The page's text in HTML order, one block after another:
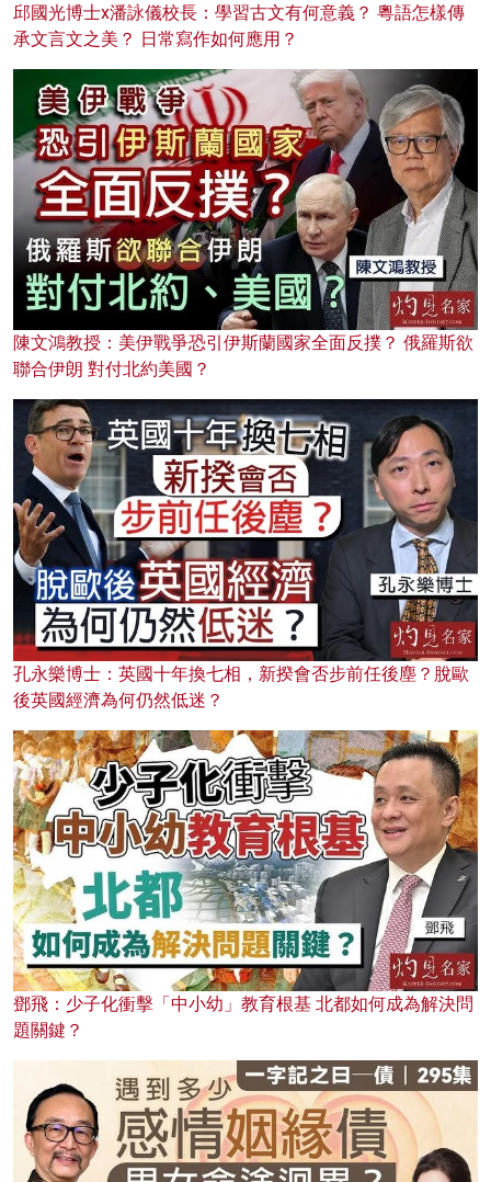
邱國光博士x潘詠儀校長：學習古文有何意義？ 粵語怎樣傳
承文言文之美？ 日常寫作如何應用？
陳文鴻教授：美伊戰爭恐引伊斯蘭國家全面反撲？ 俄羅斯欲
聯合伊朗 對付北約美國？
孔永樂博士：英國十年換七相，新揆會否步前任後塵？脫歐
後英國經濟為何仍然低迷？
鄧飛：少子化衝擊「中小幼」教育根基 北都如何成為解決問
題關鍵？